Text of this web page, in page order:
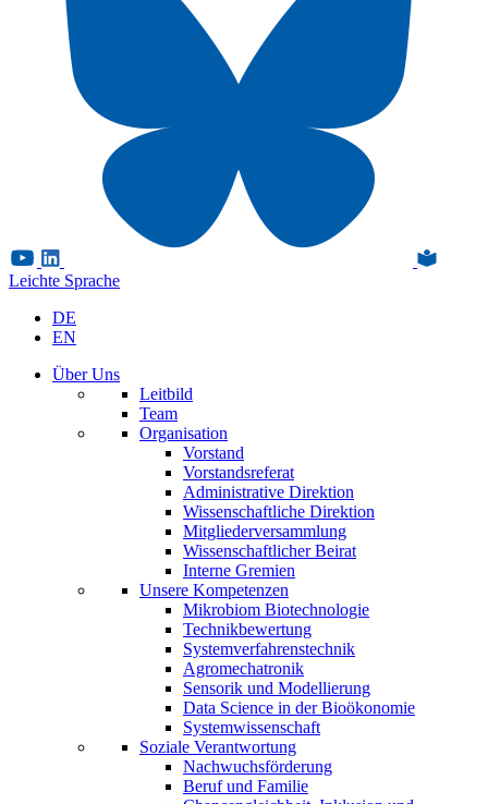
Leichte Sprache
DE
EN
Über Uns
Leitbild
Team
Organisation
Vorstand
Vorstandsreferat
Administrative Direktion
Wissenschaftliche Direktion
Mitgliederversammlung
Wissenschaftlicher Beirat
Interne Gremien
Unsere Kompetenzen
Mikrobiom Biotechnologie
Technikbewertung
Systemverfahrenstechnik
Agromechatronik
Sensorik und Modellierung
Data Science in der Bioökonomie
Systemwissenschaft
Soziale Verantwortung
Nachwuchsförderung
Beruf und Familie